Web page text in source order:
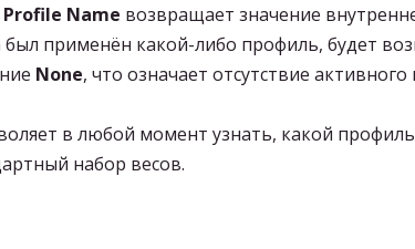
Name возвращает значение
применён какой-либо профиль, будет
None, что означает отсутствие активного
в любой момент узнать, какой профиль
набор весов.